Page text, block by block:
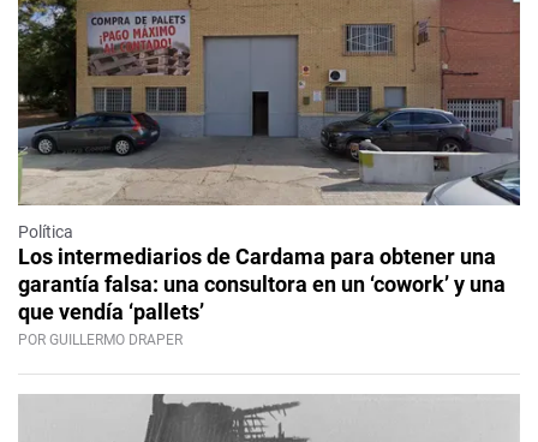
Política
Los intermediarios de Cardama para obtener una
garantía falsa: una consultora en un ‘cowork’ y una
que vendía ‘pallets’
POR GUILLERMO DRAPER